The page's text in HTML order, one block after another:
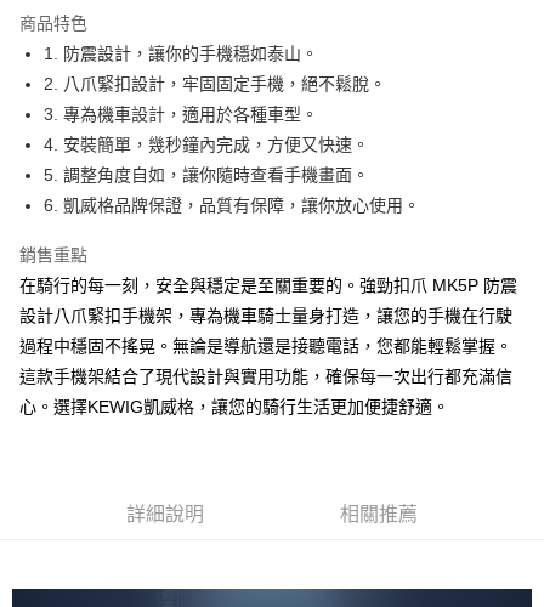
臺灣中小企業銀行
匯豐（台灣）商業銀行
華泰商業銀行
聯邦商業銀行
遠東國際商業銀行
元大商業銀行
永豐商業銀行
玉山商業銀行
星展（台灣）商業銀行
台灣樂天信用卡公司
Apple Pay
街口支付
悠遊付
Google Pay
全盈+PAY
ATM付款
運送方式
全家取貨付款
每筆NT$60，滿NT$699(含以上)免運費
線上付款後7-11取貨
商品特色
1. 防震設計，讓你的手機穩如泰山。
2. 八爪緊扣設計，牢固固定手機，絕不鬆脫。
3. 專為機車設計，適用於各種車型。
4. 安裝簡單，幾秒鐘內完成，方便又快速。
5. 調整角度自如，讓你隨時查看手機畫面。
6. 凱威格品牌保證，品質有保障，讓你放心使用。
銷售重點
在騎行的每一刻，安全與穩定是至關重要的。強勁扣爪 MK5P 防震
設計八爪緊扣手機架，專為機車騎士量身打造，讓您的手機在行駛
過程中穩固不搖晃。無論是導航還是接聽電話，您都能輕鬆掌握。
這款手機架結合了現代設計與實用功能，確保每一次出行都充滿信
心。選擇KEWIG凱威格，讓您的騎行生活更加便捷舒適。
詳細說明 相關推薦